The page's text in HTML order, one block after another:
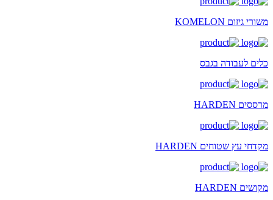
משורי גיזום KOMELON
כלים לעבודה בגבס
מרססים HARDEN
מקדחי עץ שטוחים HARDEN
מקושים HARDEN